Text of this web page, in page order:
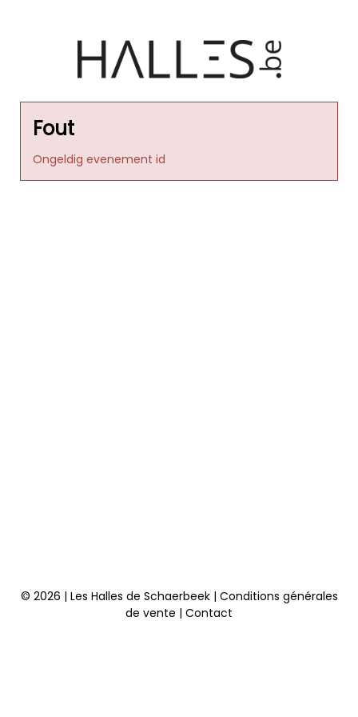
Fout
Ongeldig evenement id
© 2026 | Les Halles de Schaerbeek | Conditions générales
de vente | Contact